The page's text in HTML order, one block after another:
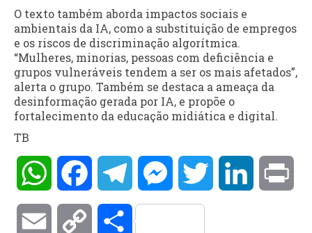
O texto também aborda impactos sociais e
ambientais da IA, como a substituição de empregos
e os riscos de discriminação algorítmica.
“Mulheres, minorias, pessoas com deficiência e
grupos vulneráveis tendem a ser os mais afetados”,
alerta o grupo. Também se destaca a ameaça da
desinformação gerada por IA, e propõe o
fortalecimento da educação midiática e digital.
TB
WhatsAppFacebookTelegramMessengerTwitter LinkedIn
Email Copy Compartilhar